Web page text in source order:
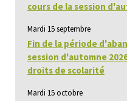
cours de la session
Mardi 15 septembre
Fin de la période
session d'automne
droits de scolarité
Mardi 15 octobre